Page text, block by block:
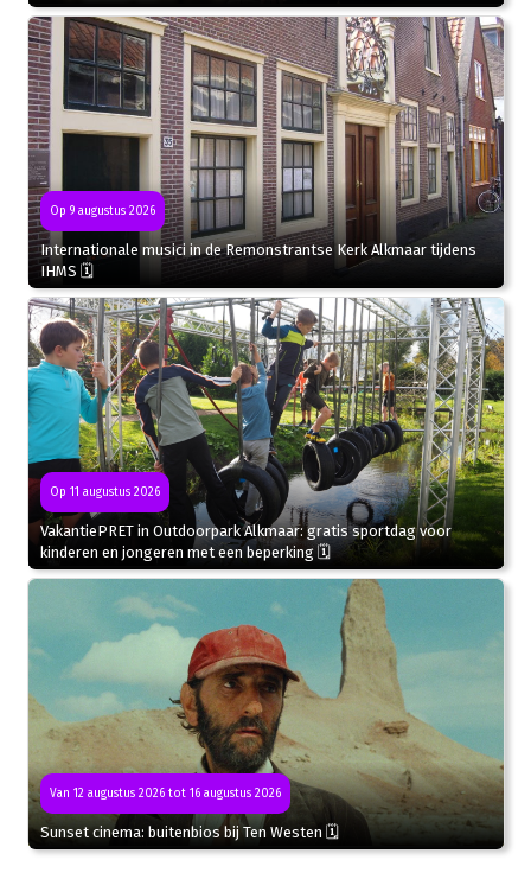
Op 9 augustus 2026
Internationale musici in de Remonstrantse Kerk Alkmaar tijdens
IHMS 🗓
Op 11 augustus 2026
VakantiePRET in Outdoorpark Alkmaar: gratis sportdag voor
kinderen en jongeren met een beperking 🗓
Van 12 augustus 2026 tot 16 augustus 2026
Sunset cinema: buitenbios bij Ten Westen 🗓